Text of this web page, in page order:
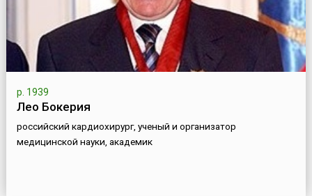
р. 1939
Лео Бокерия
российский кардиохирург, ученый и организатор
медицинской науки, академик